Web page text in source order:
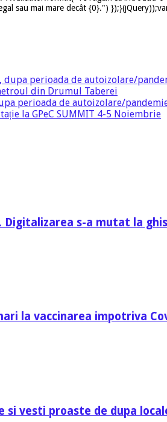
sau mai mare decât {0}.")
dupa perioada de autoizolare/
din Drumul Taberei
perioada de autoizolare/
la GPeC SUMMIT 4-5 Noiembrie
s-a mutat la
la vaccinarea impotriva
si vesti proaste de dupa